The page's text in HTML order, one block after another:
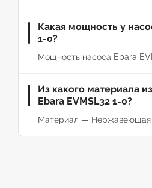
Какая мощность у
1-0?
Мощность насоса Ebara
Из какого материала
Ebara EVMSL32 1-0?
Материал — Нержавеющая